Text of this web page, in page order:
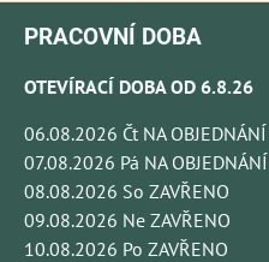
PRACOVNÍ DOBA
OTEVÍRACÍ DOBA OD 6.8.26
06.08.2026 Čt NA OBJEDNÁNÍ
07.08.2026 Pá NA OBJEDNÁNÍ
08.08.2026 So ZAVŘENO
09.08.2026 Ne ZAVŘENO
10.08.2026 Po ZAVŘENO